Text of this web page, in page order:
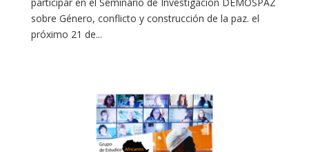
sobre Género, conflicto y construcción de la paz. el
próximo 21 de...